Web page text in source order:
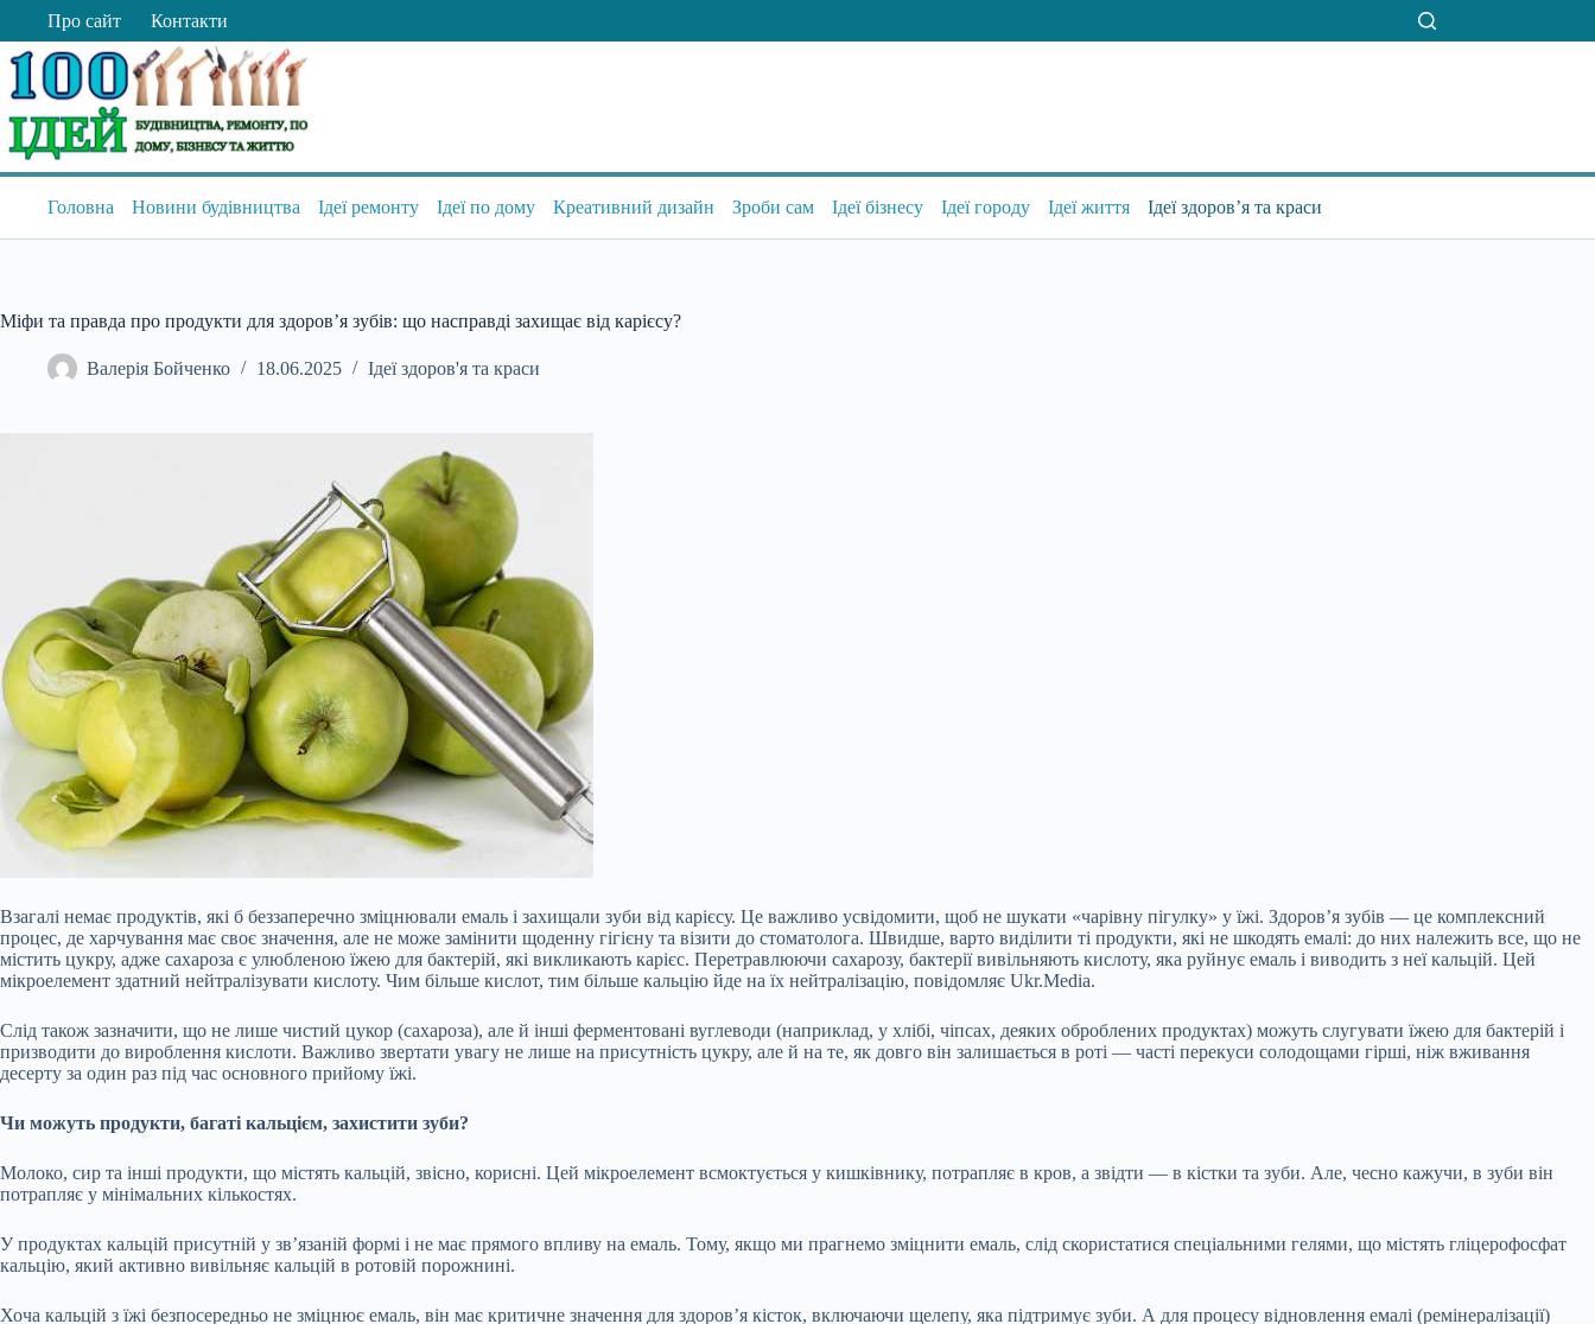
вмісту
Про сайт Контакти
Головна Новини будівництва Ідеї ремонту Ідеї по дому Креативний дизайн Зроби сам Ідеї бізнесу Ідеї городу Ідеї життя Ідеї здоров’я та краси
Міфи та правда про продукти для здоров’я зубів: що насправді захищає від карієсу?
Валерія Бойченко 18.06.2025 Ідеї здоров'я та краси
Взагалі немає продуктів, які б беззаперечно зміцнювали емаль і захищали зуби від карієсу. Це важливо усвідомити, щоб не шукати «чарівну пігулку» у їжі. Здоров’я зубів — це комплексний
процес, де харчування має своє значення, але не може замінити щоденну гігієну та візити до стоматолога. Швидше, варто виділити ті продукти, які не шкодять емалі: до них належить все, що не
містить цукру, адже сахароза є улюбленою їжею для бактерій, які викликають карієс. Перетравлюючи сахарозу, бактерії вивільняють кислоту, яка руйнує емаль і виводить з неї кальцій. Цей
мікроелемент здатний нейтралізувати кислоту. Чим більше кислот, тим більше кальцію йде на їх нейтралізацію, повідомляє Ukr.Media.
Слід також зазначити, що не лише чистий цукор (сахароза), але й інші ферментовані вуглеводи (наприклад, у хлібі, чіпсах, деяких оброблених продуктах) можуть слугувати їжею для бактерій і
призводити до вироблення кислоти. Важливо звертати увагу не лише на присутність цукру, але й на те, як довго він залишається в роті — часті перекуси солодощами гірші, ніж вживання
десерту за один раз під час основного прийому їжі.
Чи можуть продукти, багаті кальцієм, захистити зуби?
Молоко, сир та інші продукти, що містять кальцій, звісно, корисні. Цей мікроелемент всмоктується у кишківнику, потрапляє в кров, а звідти — в кістки та зуби. Але, чесно кажучи, в зуби він
потрапляє у мінімальних кількостях.
У продуктах кальцій присутній у зв’язаній формі і не має прямого впливу на емаль. Тому, якщо ми прагнемо зміцнити емаль, слід скористатися спеціальними гелями, що містять гліцерофосфат
кальцію, який активно вивільняє кальцій в ротовій порожнині.
Хоча кальцій з їжі безпосередньо не зміцнює емаль, він має критичне значення для здоров’я кісток, включаючи щелепу, яка підтримує зуби. А для процесу відновлення емалі (ремінералізації)